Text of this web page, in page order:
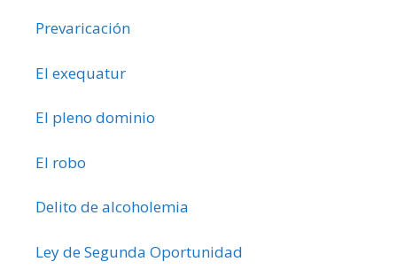
Prevaricación
El exequatur
El pleno dominio
El robo
Delito de alcoholemia
Ley de Segunda Oportunidad